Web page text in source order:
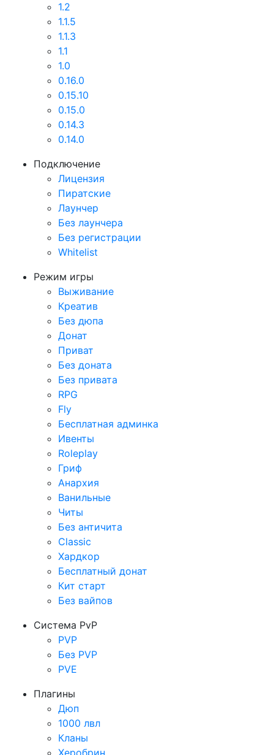
1.2
1.1.5
1.1.3
1.1
1.0
0.16.0
0.15.10
0.15.0
0.14.3
0.14.0
Подключение
Лицензия
Пиратские
Лаунчер
Без лаунчера
Без регистрации
Whitelist
Режим игры
Выживание
Креатив
Без дюпа
Донат
Приват
Без доната
Без привата
RPG
Fly
Бесплатная админка
Ивенты
Roleplay
Гриф
Анархия
Ванильные
Читы
Без античита
Classic
Хардкор
Бесплатный донат
Кит старт
Без вайпов
Система PvP
PVP
Без PVP
PVE
Плагины
Дюп
1000 лвл
Кланы
Херобрин